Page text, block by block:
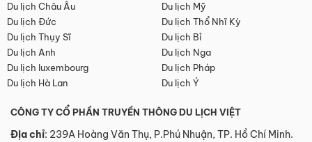
Du lịch Châu Âu
Du lịch Mỹ
Du lịch Đức
Du lịch Thổ Nhĩ Kỳ
Du lịch Thụy Sĩ
Du lịch Bỉ
Du lịch Anh
Du lịch Nga
Du lịch luxembourg
Du lịch Pháp
Du lịch Hà Lan
Du lịch Ý
CÔNG TY CỔ PHẦN TRUYỀN THÔNG DU LỊCH VIỆT
Địa chỉ: 239A Hoàng Văn Thụ, P.Phú Nhuận, TP. Hồ Chí Minh.